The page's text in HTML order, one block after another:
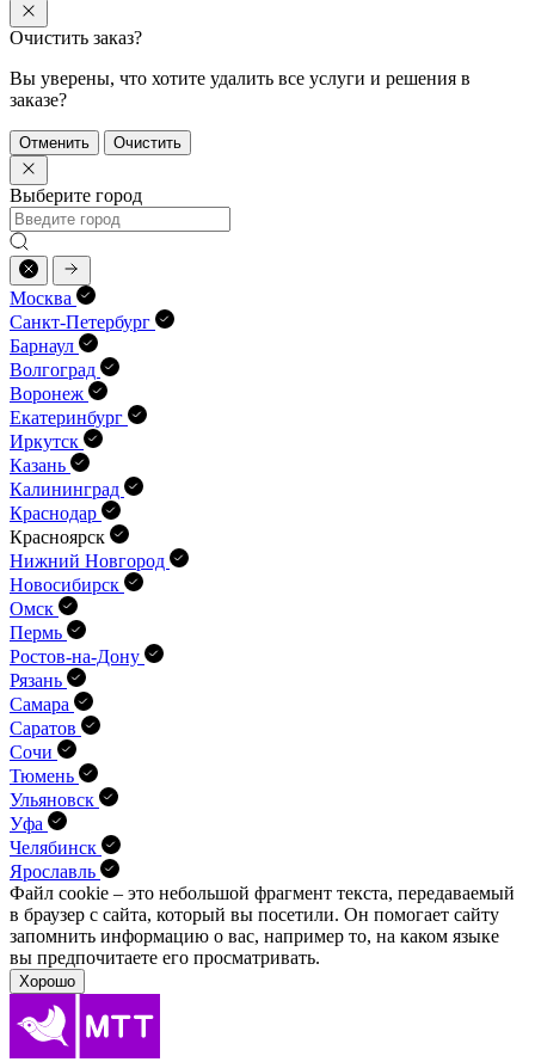
Очистить заказ?
Вы уверены, что хотите удалить все услуги и решения в
заказе?
Отменить Очистить
Выберите город
Москва
Санкт-Петербург
Барнаул
Волгоград
Воронеж
Екатеринбург
Иркутск
Казань
Калининград
Краснодар
Красноярск
Нижний Новгород
Новосибирск
Омск
Пермь
Ростов-на-Дону
Рязань
Самара
Саратов
Сочи
Тюмень
Ульяновск
Уфа
Челябинск
Ярославль
Файл cookie – это небольшой фрагмент текста, передава­емый
в браузер с сайта, который вы посетили. Он помо­гает сайту
запомнить информацию о вас, например то, на каком языке
вы предпочитаете его просматривать.
Хорошо